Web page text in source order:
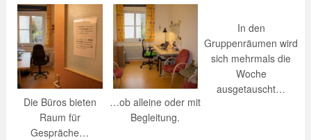
Die Büros bieten
Raum für
Gespräche…
…ob alleine oder mit
Begleitung.
In den
Gruppenräumen wird
sich mehrmals die
Woche
ausgetauscht…